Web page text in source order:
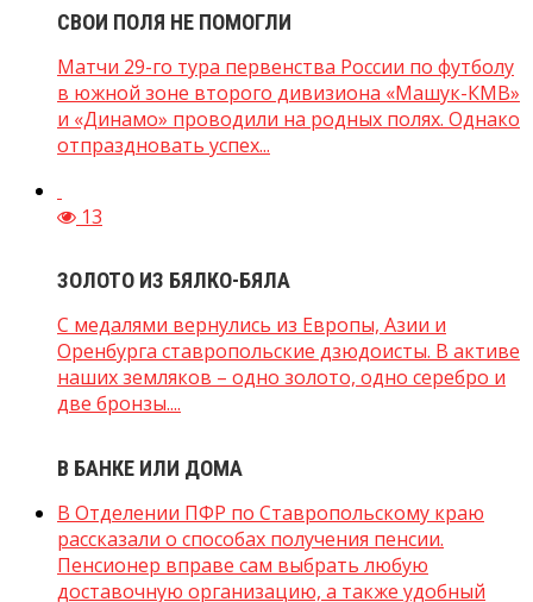
СВОИ ПОЛЯ НЕ ПОМОГЛИ
Матчи 29-го тура первенства России по футболу
в южной зоне второго дивизиона «Машук-КМВ»
и «Динамо» проводили на родных полях. Однако
отпраздновать успех...
13
ЗОЛОТО ИЗ БЯЛКО-БЯЛА
С медалями вернулись из Европы, Азии и
Оренбурга ставропольские дзюдоисты. В активе
наших земляков – одно золото, одно серебро и
две бронзы....
В БАНКЕ ИЛИ ДОМА
В Отделении ПФР по Ставропольскому краю
рассказали о способах получения пенсии.
Пенсионер вправе сам выбрать любую
доставочную организацию, а также удобный